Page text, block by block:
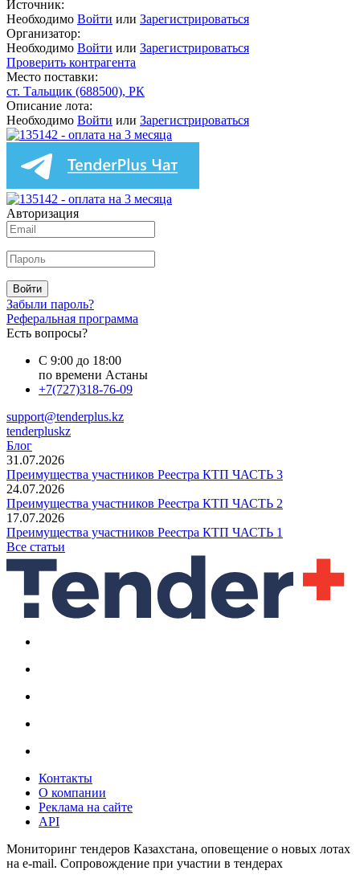
Источник:
Необходимо Войти или Зарегистрироваться
Организатор:
Необходимо Войти или Зарегистрироваться
Проверить контрагента
Место поставки:
ст. Тальщик (688500), РК
Описание лота:
Необходимо Войти или Зарегистрироваться
Авторизация
Войти
Забыли пароль?
Реферальная программа
Есть вопросы?
С 9:00 до 18:00
по времени Астаны
+7(727)318-76-09
support@tenderplus.kz
tenderpluskz
Блог
31.07.2026
Преимущества участников Реестра КТП ЧАСТЬ 3
24.07.2026
Преимущества участников Реестра КТП ЧАСТЬ 2
17.07.2026
Преимущества участников Реестра КТП ЧАСТЬ 1
Все статьи
Контакты
О компании
Реклама на сайте
API
Мониторинг тендеров Казахстана, оповещение о новых лотах
на e-mail. Сопровождение при участии в тендерах